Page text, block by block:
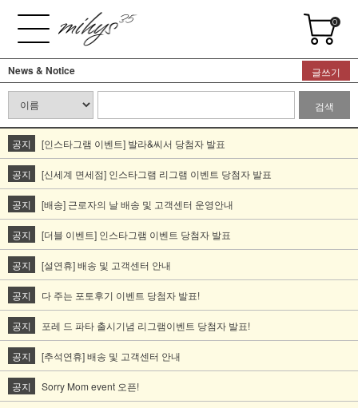
0
News & Notice 글쓰기
검색
공지 [인스타그램 이벤트] 발라&씨서 당첨자 발표
공지 [신세계 면세점] 인스타그램 리그램 이벤트 당첨자 발표
공지 [배송] 근로자의 날 배송 및 고객센터 운영안내
공지 [더블 이벤트] 인스타그램 이벤트 당첨자 발표
공지 [설연휴] 배송 및 고객센터 안내
공지 다 주는 포토후기 이벤트 당첨자 발표!
공지 포레 드 파타 출시기념 리그램이벤트 당첨자 발표!
공지 [추석연휴] 배송 및 고객센터 안내
공지 Sorry Mom event 오픈!